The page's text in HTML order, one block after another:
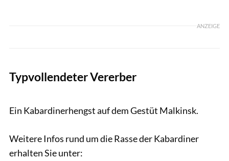
ANZEIGE
Typvollendeter Vererber
Ein Kabardinerhengst auf dem Gestüt Malkinsk.
Weitere Infos rund um die Rasse der Kabardiner
erhalten Sie unter: